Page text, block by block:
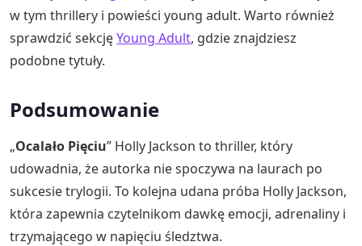
w tym thrillery i powieści young adult. Warto również
sprawdzić sekcjęYoung Adult, gdzie znajdziesz
podobne tytuły.
Podsumowanie
„Ocalało Pięciu” Holly Jackson to thriller, który
udowadnia, że autorka nie spoczywa na laurach po
sukcesie trylogii. To kolejna udana próba Holly Jackson,
która zapewnia czytelnikom dawkę emocji, adrenaliny i
trzymającego w napięciu śledztwa.